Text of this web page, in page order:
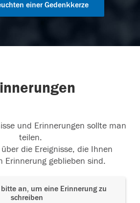
einer Gedenkkerze
und Erinnerungen sollte man
teilen.
die Ereignisse, die Ihnen
Erinnerung geblieben sind.
an, um eine Erinnerung zu
schreiben